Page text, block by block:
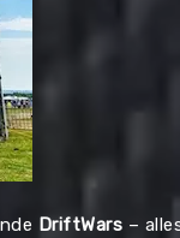
DriftWars –